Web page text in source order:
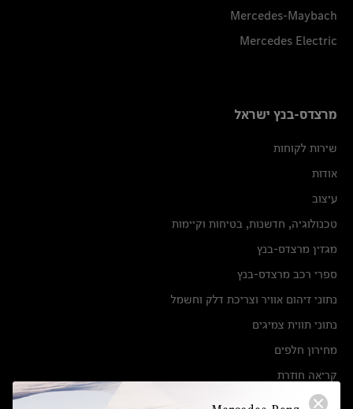
Mercedes-Maybach
Mercedes Electric
מרצדס-בנץ ישראל
שירות לקוחות
אודות
עיצוב
טכנולוגיה, חדשנות, בטיחות וקיימות
מגזין מרצדס-בנץ
ספרי רכב מרצדס-בנץ
נתוני זיהום אוויר וצריכת דלק וחשמל
נתוני תווית צמיגים
מחירון חלפים
קריאה חוזרת
הודעה על הטבות לרכבי מרצדס בהסדר פשרה בתצ 56447-02-19